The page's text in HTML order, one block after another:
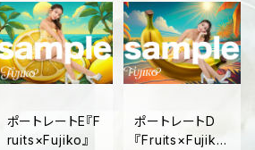
ポートレートE『F
ruits×Fujiko』
ポートレートD
『Fruits×Fujik